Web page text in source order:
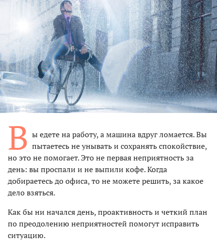
В ы едете на работу, а машина вдруг ломается. Вы
пытаетесь не унывать и сохранять спокойствие,
но это не помогает. Это не первая неприятность за
день: вы проспали и не выпили кофе. Когда
добираетесь до офиса, то не можете решить, за какое
дело взяться.
Как бы ни начался день, проактивность и четкий план
по преодолению неприятностей помогут исправить
ситуацию.